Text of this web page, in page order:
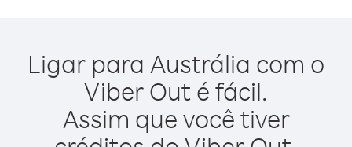
Ligar para Austrália com o
Viber Out é fácil.
Assim que você tiver